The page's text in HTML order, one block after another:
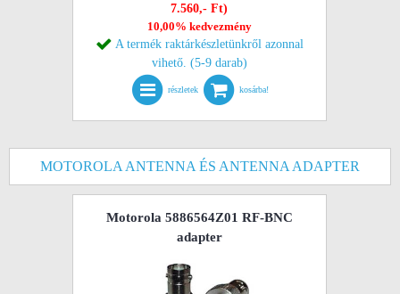
7.560,- Ft)
10,00% kedvezmény
A termék raktárkészletünkről azonnal
vihető. (5-9 darab)
részletek kosárba!
MOTOROLA ANTENNA ÉS ANTENNA ADAPTER
Motorola 5886564Z01 RF-BNC
adapter